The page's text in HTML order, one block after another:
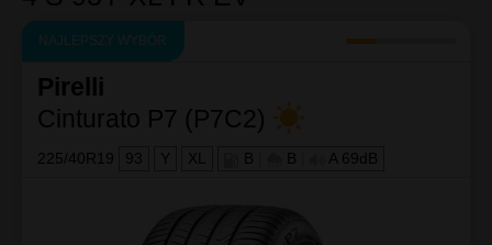
NAJLEPSZY WYBÓR
Pirelli
Cinturato P7 (P7C2)
225/40R19 93 Y XL B B A 69dB